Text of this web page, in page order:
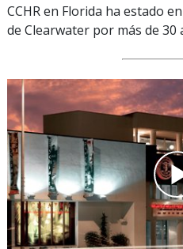
CCHR en Florida ha estado
de Clearwater por más de 30